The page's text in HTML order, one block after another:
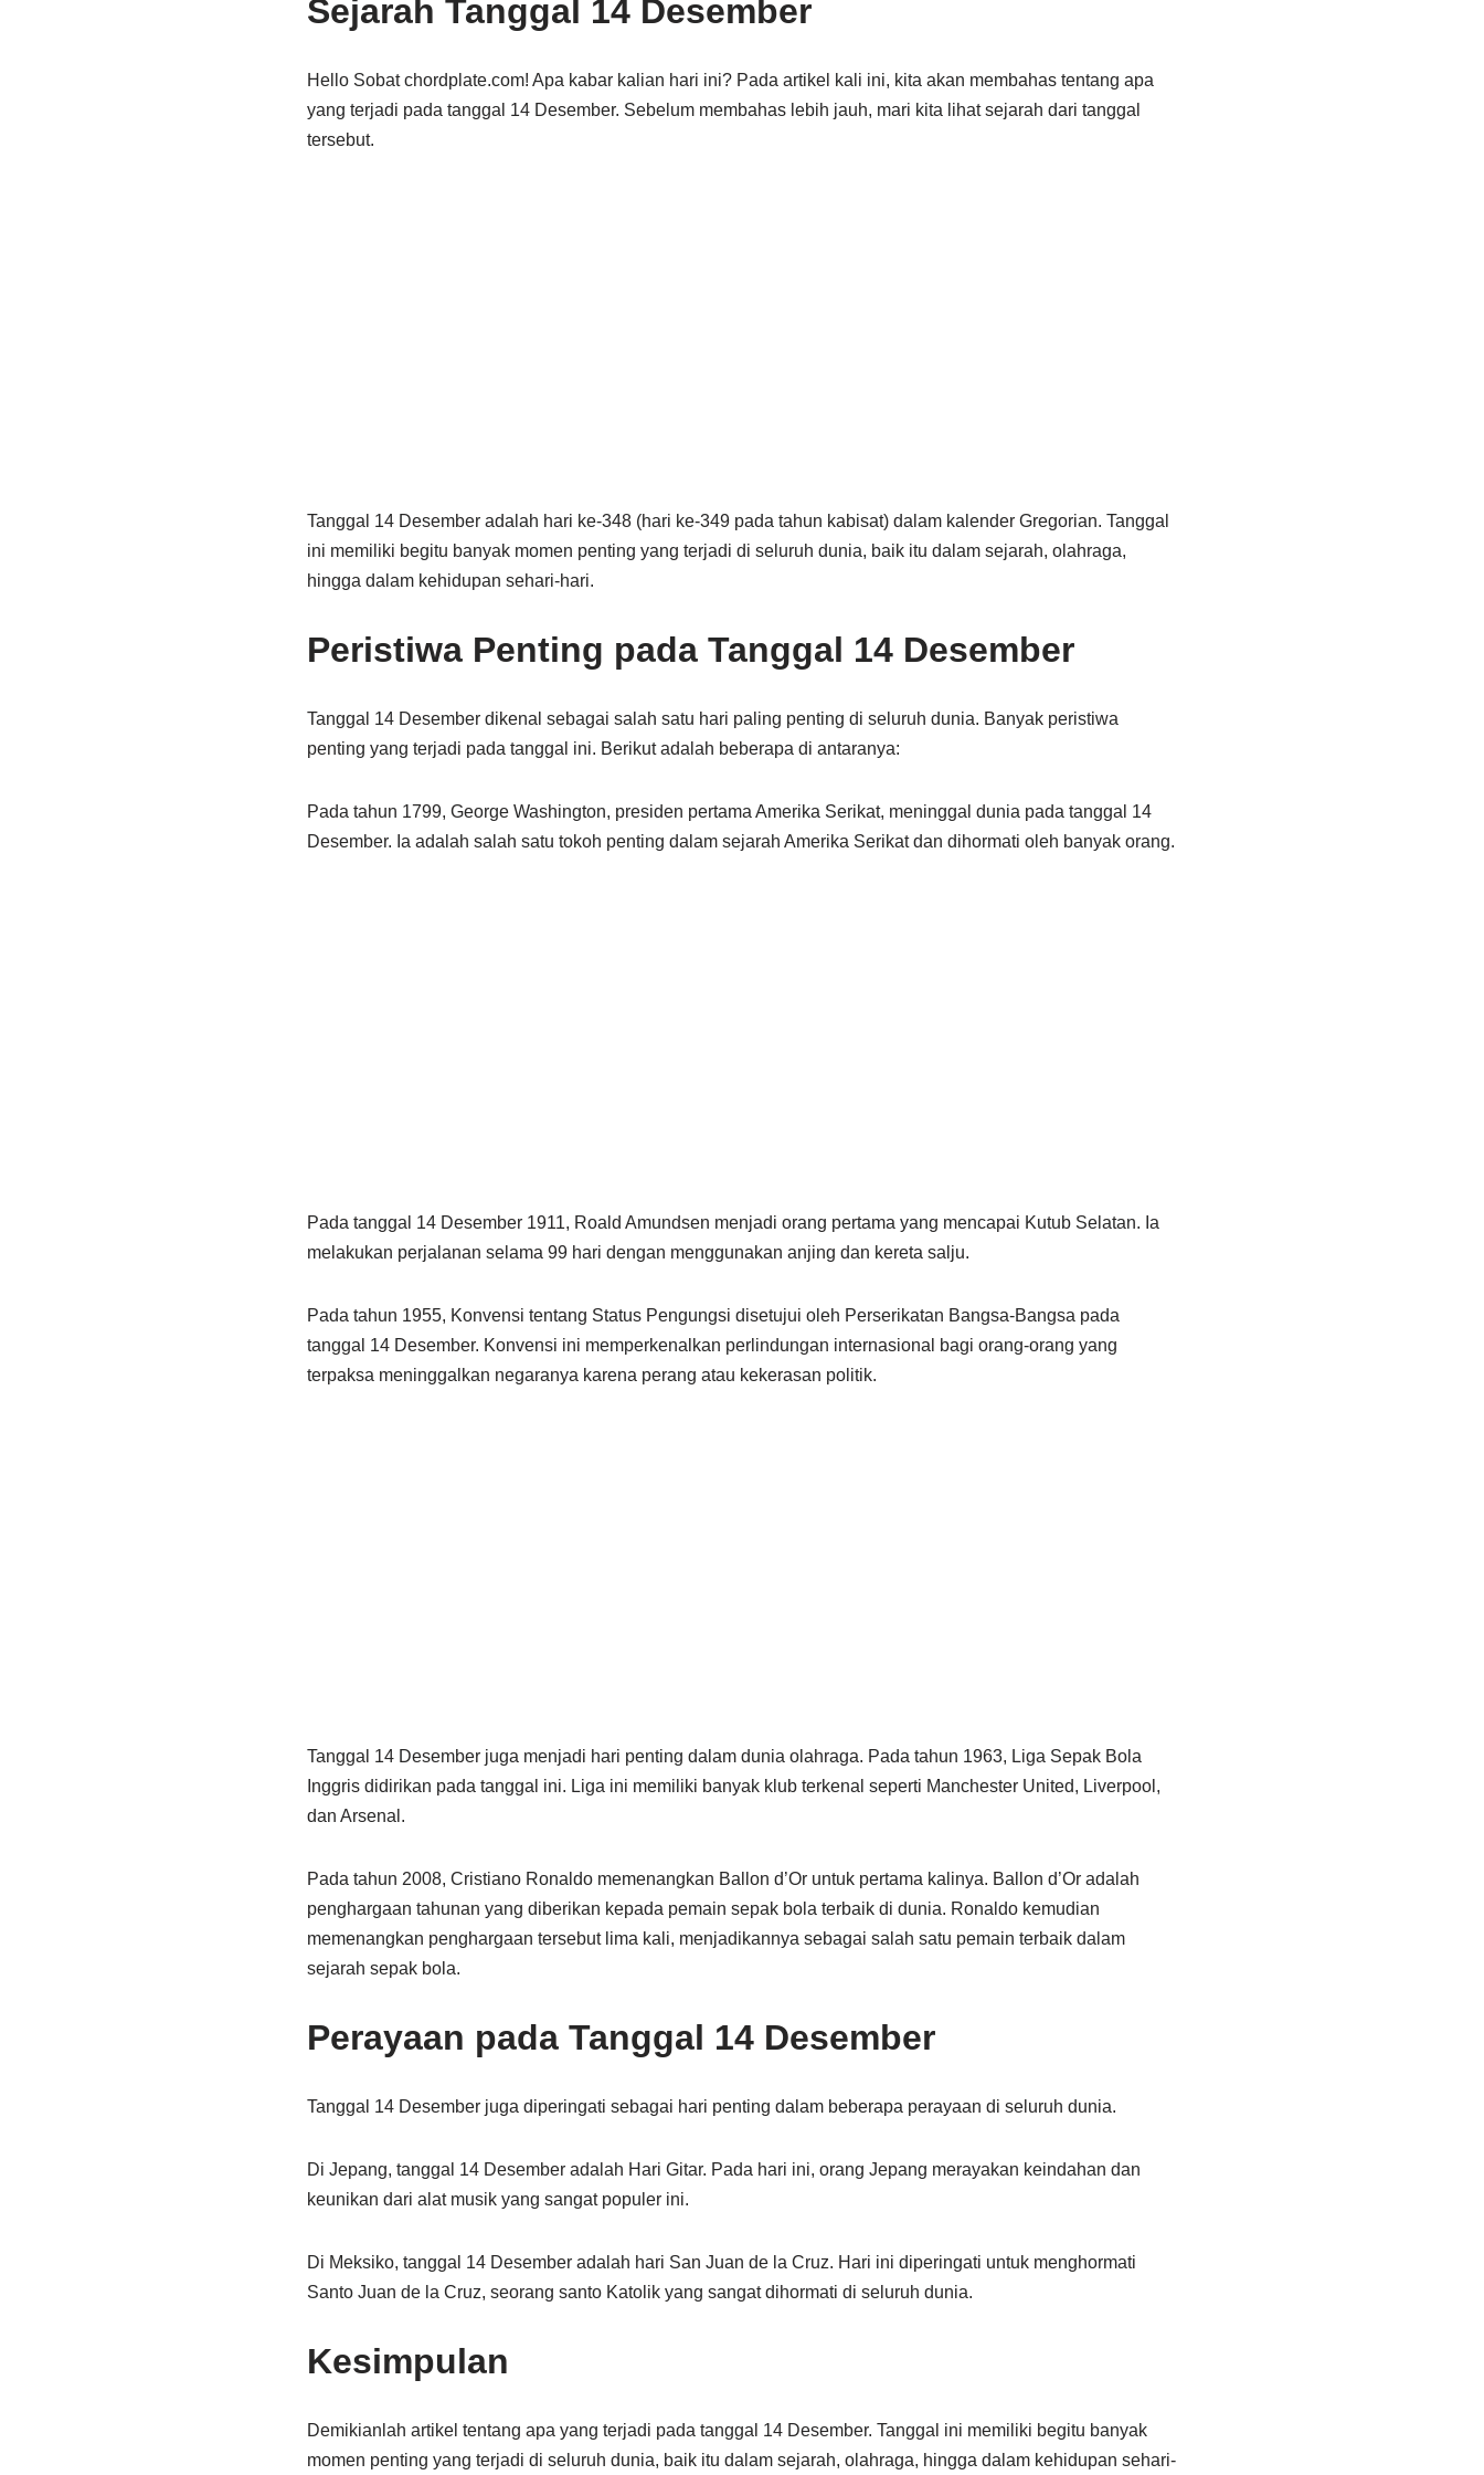
Sejarah Tanggal 14 Desember
Hello Sobat chordplate.com! Apa kabar kalian hari ini? Pada artikel kali ini, kita akan membahas tentang apa
yang terjadi pada tanggal 14 Desember. Sebelum membahas lebih jauh, mari kita lihat sejarah dari tanggal
tersebut.
Tanggal 14 Desember adalah hari ke-348 (hari ke-349 pada tahun kabisat) dalam kalender Gregorian. Tanggal
ini memiliki begitu banyak momen penting yang terjadi di seluruh dunia, baik itu dalam sejarah, olahraga,
hingga dalam kehidupan sehari-hari.
Peristiwa Penting pada Tanggal 14 Desember
Tanggal 14 Desember dikenal sebagai salah satu hari paling penting di seluruh dunia. Banyak peristiwa
penting yang terjadi pada tanggal ini. Berikut adalah beberapa di antaranya:
Pada tahun 1799, George Washington, presiden pertama Amerika Serikat, meninggal dunia pada tanggal 14
Desember. Ia adalah salah satu tokoh penting dalam sejarah Amerika Serikat dan dihormati oleh banyak orang.
Pada tanggal 14 Desember 1911, Roald Amundsen menjadi orang pertama yang mencapai Kutub Selatan. Ia
melakukan perjalanan selama 99 hari dengan menggunakan anjing dan kereta salju.
Pada tahun 1955, Konvensi tentang Status Pengungsi disetujui oleh Perserikatan Bangsa-Bangsa pada
tanggal 14 Desember. Konvensi ini memperkenalkan perlindungan internasional bagi orang-orang yang
terpaksa meninggalkan negaranya karena perang atau kekerasan politik.
Tanggal 14 Desember juga menjadi hari penting dalam dunia olahraga. Pada tahun 1963, Liga Sepak Bola
Inggris didirikan pada tanggal ini. Liga ini memiliki banyak klub terkenal seperti Manchester United, Liverpool,
dan Arsenal.
Pada tahun 2008, Cristiano Ronaldo memenangkan Ballon d’Or untuk pertama kalinya. Ballon d’Or adalah
penghargaan tahunan yang diberikan kepada pemain sepak bola terbaik di dunia. Ronaldo kemudian
memenangkan penghargaan tersebut lima kali, menjadikannya sebagai salah satu pemain terbaik dalam
sejarah sepak bola.
Perayaan pada Tanggal 14 Desember
Tanggal 14 Desember juga diperingati sebagai hari penting dalam beberapa perayaan di seluruh dunia.
Di Jepang, tanggal 14 Desember adalah Hari Gitar. Pada hari ini, orang Jepang merayakan keindahan dan
keunikan dari alat musik yang sangat populer ini.
Di Meksiko, tanggal 14 Desember adalah hari San Juan de la Cruz. Hari ini diperingati untuk menghormati
Santo Juan de la Cruz, seorang santo Katolik yang sangat dihormati di seluruh dunia.
Kesimpulan
Demikianlah artikel tentang apa yang terjadi pada tanggal 14 Desember. Tanggal ini memiliki begitu banyak
momen penting yang terjadi di seluruh dunia, baik itu dalam sejarah, olahraga, hingga dalam kehidupan sehari-